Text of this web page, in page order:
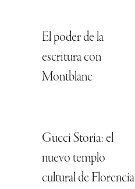
El poder de la
escritura con
Montblanc
Gucci Storia: el
nuevo templo
cultural de Florencia